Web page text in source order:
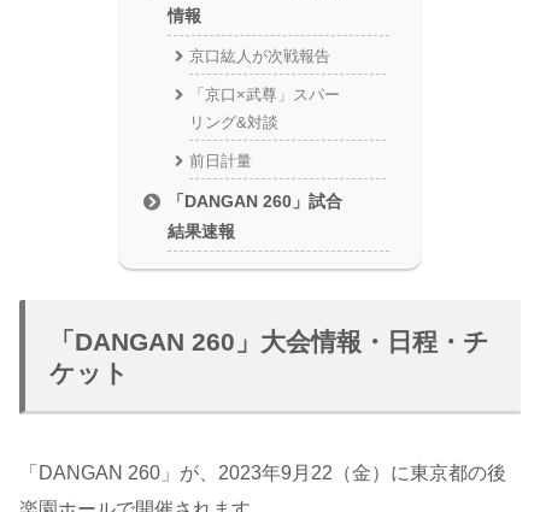
情報
京口紘人が次戦報告
「京口×武尊」スパー
リング&対談
前日計量
「DANGAN 260」試合
結果速報
「DANGAN 260」大会情報・日程・チ
ケット
「DANGAN 260」が、2023年9月22（金）に東京都の後